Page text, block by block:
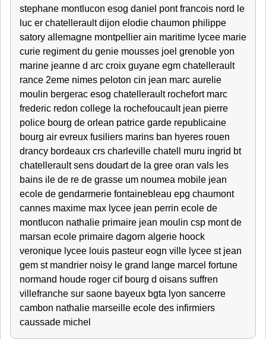
stephane montlucon esog daniel pont francois nord le
luc er chatellerault dijon elodie chaumon philippe
satory allemagne montpellier ain maritime lycee marie
curie regiment du genie mousses joel grenoble yon
marine jeanne d arc croix guyane egm chatellerault
rance 2eme nimes peloton cin jean marc aurelie
moulin bergerac esog chatellerault rochefort marc
frederic redon college la rochefoucault jean pierre
police bourg de orlean patrice garde republicaine
bourg air evreux fusiliers marins ban hyeres rouen
drancy bordeaux crs charleville chatell muru ingrid bt
chatellerault sens doudart de la gree oran vals les
bains ile de re de grasse um noumea mobile jean
ecole de gendarmerie fontainebleau epg chaumont
cannes maxime max lycee jean perrin ecole de
montlucon nathalie primaire jean moulin csp mont de
marsan ecole primaire dagorn algerie hoock
veronique lycee louis pasteur eogn ville lycee st jean
gem st mandrier noisy le grand lange marcel fortune
normand houde roger cif bourg d oisans suffren
villefranche sur saone bayeux bgta lyon sancerre
cambon nathalie marseille ecole des infirmiers
caussade michel